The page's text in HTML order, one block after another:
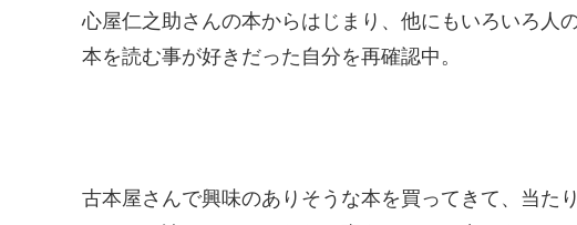
心屋仁之助さんの本からはじまり、他にもいろいろ人
本を読む事が好きだった自分を再確認中。
古本屋さんで興味のありそうな本を買ってきて、当た